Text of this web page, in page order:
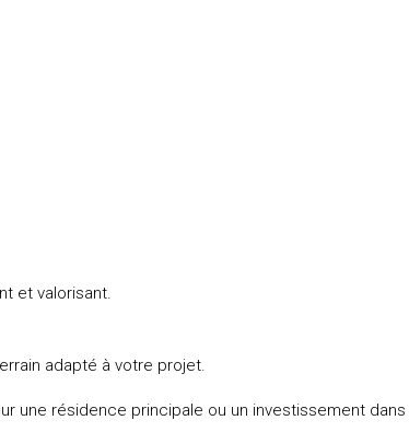
et valorisant.
adapté à votre projet.
une résidence principale ou un investissement dans